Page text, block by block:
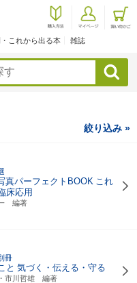
これから出る本 雑誌
検索
絞り込み »
真パーフェクトBOOK これ
床応用
一 編著
冊
と 気づく・伝える・守る
市川哲雄 編著